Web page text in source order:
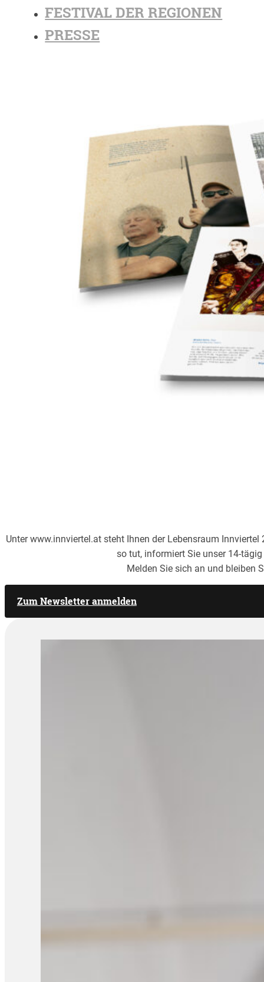
FESTIVAL DER REGIONEN
PRESSE
Unter www.innviertel.at steht Ihnen der Lebensraum
so tut, informiert Sie unser 14-
Melden Sie sich an und bleiben
Zum Newsletter anmelden